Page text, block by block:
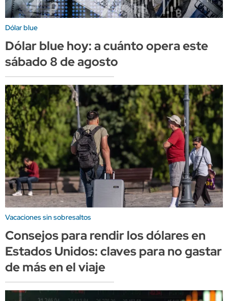
Dólar blue
Dólar blue hoy: a cuánto opera este
sábado 8 de agosto
Vacaciones sin sobresaltos
Consejos para rendir los dólares en
Estados Unidos: claves para no gastar
de más en el viaje